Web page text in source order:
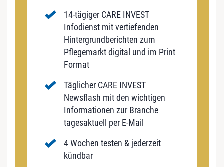
14-tägiger CARE INVEST
Infodienst mit vertiefenden
Hintergrundberichten zum
Pflegemarkt digital und im Print
Format
Täglicher CARE INVEST
Newsflash mit den wichtigen
Informationen zur Branche
tagesaktuell per E-Mail
4 Wochen testen & jederzeit
kündbar